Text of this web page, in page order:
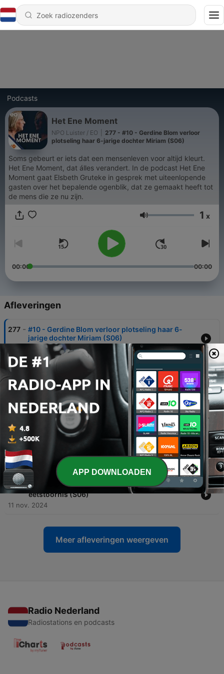
Podcasts
Het Ene Moment
NPO Luister / EO
277 - #10 - Gerdine Blom verloor
plotseling haar 6-jarige dochter Miriam (S06)
Soms gebeurt er iets dat een mensenleven voor altijd kleurt.
Het Ene Moment, dat álles verandert. In de podcast Het Ene
Moment gaat Elsbeth Gruteke in gesprek met uiteenlopende
gasten over het bepalende ogenblik, dat ze gemaakt heeft tot
de mens die ze nu zijn.
Volume 1 x
00:00 00:00
Afleveringen
277 - #10 - Gerdine Blom verloor plotseling haar 6-
jarige dochter Miriam (S06)
09 dec. 2024
276 -
#9 - Maureen Havenaar biedt hulp aan
frontsoldaten in Oekraïne (S06)
02 dec. 2024
275 - #8 - Ramon Roks stopte vanwege zijn
geaardheid met zijn opleiding tot priester (S06)
25 nov. 2024
#7 - Ed Kerkdijk overleeft bizar vuurwerkongeluk
(S06)
18 nov. 2024
273 - #6 - De kinderen van Rita Maris hebben een
eetstoornis (S06)
11 nov. 2024
Meer afleveringen weergeven
Radio Nederland
Radiostations en podcasts
APP DOWNLOADEN